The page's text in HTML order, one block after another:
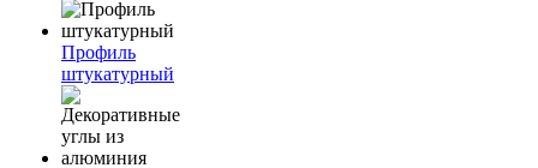
Профиль
штукатурный